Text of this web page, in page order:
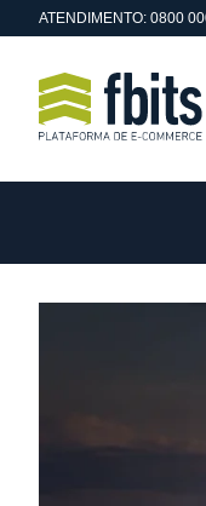
ATENDIMENTO: 0800